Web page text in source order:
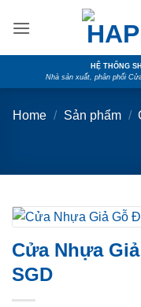
HỆ THỐNG
Nhà sản xuất, phân phối
Home / Sản phẩm /
Cửa Nhựa
SGD